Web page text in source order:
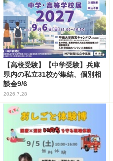
【高校受験】【中学受験】兵庫
県内の私立31校が集結、個別相
談会9/6
2026.7.28